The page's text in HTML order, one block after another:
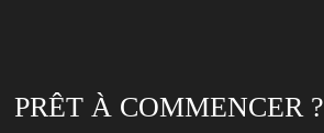
PRÊT À COMMENCER ?